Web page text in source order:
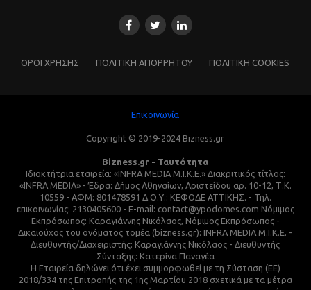
ΌΡΟΙ ΧΡΗΣΗΣ ΠΟΛΙΤΙΚΗ ΑΠΟΡΡΗΤΟΥ ΠΟΛΙΤΙΚΗ COOKIES
Επικοινωνία
Copyright © 2019-2024 Bizness.gr
Bizness.gr - Ταυτότητα
Ιδιοκτήτρια εταιρεία: «INFRA MEDIA M.I.K.E.» Διακριτικός τίτλος:
«INFRA MEDIA» - Έδρα: Δήμος Αθηναίων, Αριστείδου αρ. 10-12, Τ.Κ.
10559 - ΑΦΜ: 801478591 Δ.Ο.Υ.: ΚΕΦΟΔΕ ΑΤΤΙΚΗΣ. - Τηλ.
επικοινωνίας: 2130405600 - E-mail: contact@ypodomes.com Νόμιμος
Εκπρόσωπος: Καραγιάννης Νικόλαος, Νόμιμος Εκπρόσωπος -
Δικαιούχος του ονόματος τομέα (bizness.gr): INFRA MEDIA M.I.K.E. -
Διευθυντής/Διαχειριστής: Καραγιάννης Νικόλαος - Διευθυντής
Σύνταξης: Κατερίνα Παναγέα
Η Εταιρεία δηλώνει ότι έχει συμμορφωθεί με τη Σύσταση (ΕΕ)
2018/334 της Επιτροπής της 1ης Μαρτίου 2018 σχετικά με τα μέτρα